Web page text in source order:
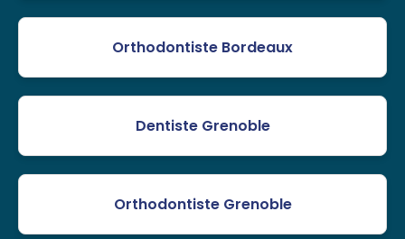
Orthodontiste Bordeaux
Dentiste Grenoble
Orthodontiste Grenoble